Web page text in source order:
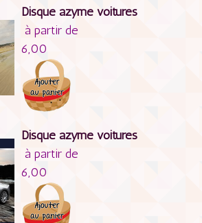
Disque azyme voitures
à partir de
6,00
Disque azyme voitures
à partir de
6,00